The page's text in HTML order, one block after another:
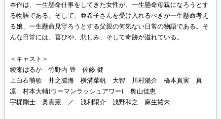
本作は、一生懸命仕事をしてきた女性が、一生懸命母親になろうとす
る物語である。そして、亜希子さんを受け入れるべきか一生懸命考え
る娘、一生懸命見守ろうとする父親の何気ない日常の物語である。そ
んな日常には、喜びや、悲しみ、そして奇跡が溢れている。
＜キャスト＞
綾瀬はるか 竹野内 豊 佐藤 健
上白石萌歌 井之脇海 横溝菜帆 大智 川村陽介 橋本真実 真
凛 村本大輔(ウーマンラッシュアワー) 奥山佳恵
宇梶剛士 奥貫薫 ／ 浅利陽介 浅野和之 麻生祐未